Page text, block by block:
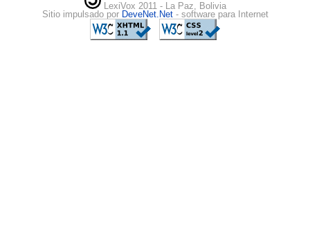
LexiVox 2011 - La Paz, Bolivia
Sitio impulsado por DeveNet.Net - software para Internet